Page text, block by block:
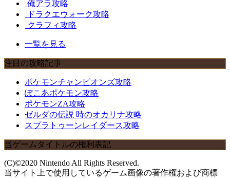
俺アラ攻略
ドラクエウォーク攻略
クラフィ攻略
一覧を見る
注目の攻略記事
ポケモンチャンピオンズ攻略
ぽこあポケモン攻略
ポケモンZA攻略
ゼルダの伝説 時のオカリナ攻略
スプラトゥーンレイダース攻略
当ゲームタイトルの権利表記
(C)©2020 Nintendo All Rights Reserved.
当サイト上で使用しているゲーム画像の著作権および商標